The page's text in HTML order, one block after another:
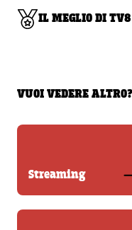
IL MEGLIO DI TV8
VUOI VEDERE ALTRO?
Streaming